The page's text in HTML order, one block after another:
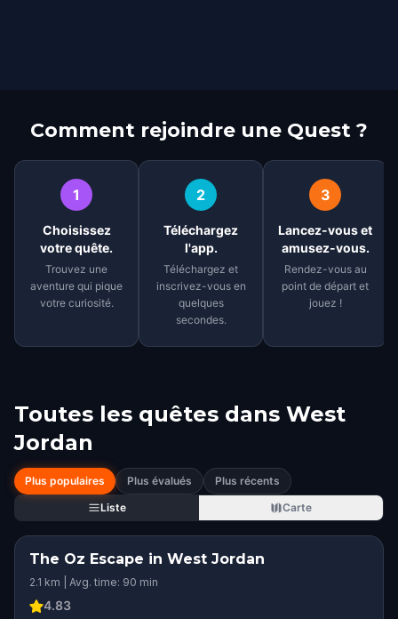
Comment rejoindre une Quest ?
1
Choisissez
votre quête.
Trouvez une
aventure qui pique
votre curiosité.
2
Téléchargez
l'app.
Téléchargez et
inscrivez-vous en
quelques
secondes.
3
Lancez-vous et
amusez-vous.
Rendez-vous au
point de départ et
jouez !
Toutes les quêtes dans West
Jordan
Plus populaires Plus évalués
Plus récents
Liste
Carte
The Oz Escape in West Jordan
2.1 km | Avg. time: 90 min
4.83